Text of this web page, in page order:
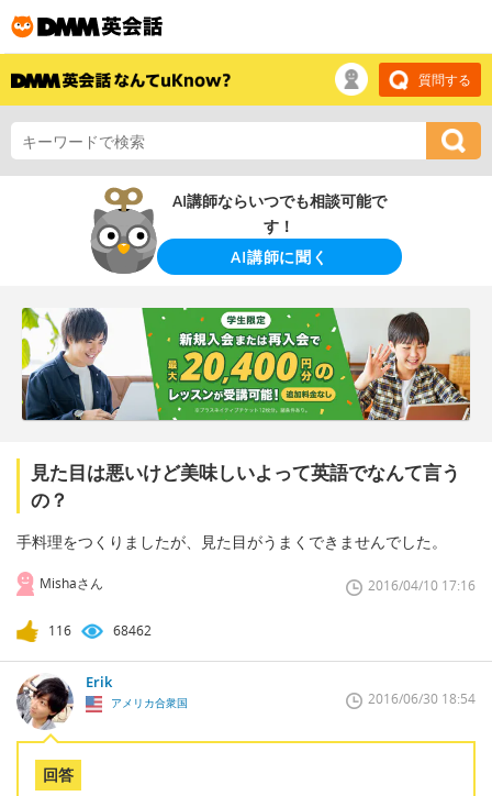
質問する
AI講師ならいつでも相談可能で
す！
AI講師に聞く
見た目は悪いけど美味しいよって英語でなんて言う
の？
手料理をつくりましたが、見た目がうまくできませんでした。
Mishaさん 2016/04/10 17:16
116 68462
Erik
アメリカ合衆国 2016/06/30 18:54
回答